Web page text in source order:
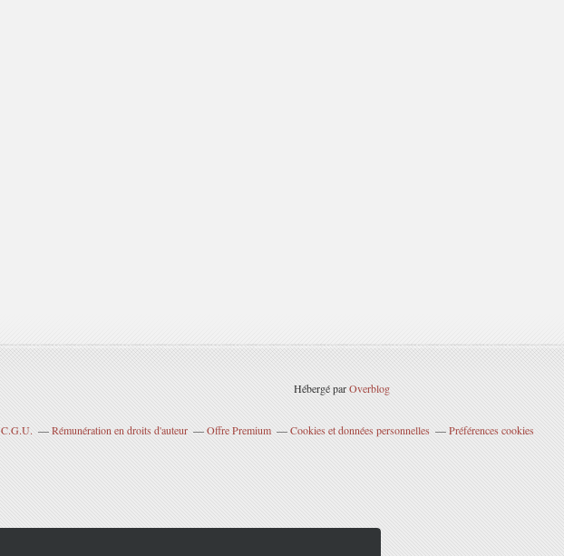
Hébergé parOverblog
C.G.U. Rémunération en droits d'auteur Offre Premium Cookies et données personnelles Préférences cookies